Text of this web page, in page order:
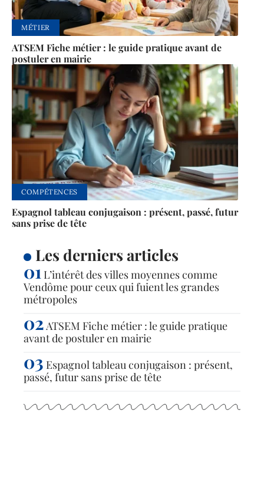
MÉTIER
ATSEM Fiche métier : le guide pratique avant de
postuler en mairie
COMPÉTENCES
Espagnol tableau conjugaison : présent, passé, futur
sans prise de tête
Les derniers articles
L’intérêt des villes moyennes comme
Vendôme pour ceux qui fuient les grandes
métropoles
ATSEM Fiche métier : le guide pratique
avant de postuler en mairie
Espagnol tableau conjugaison : présent,
passé, futur sans prise de tête